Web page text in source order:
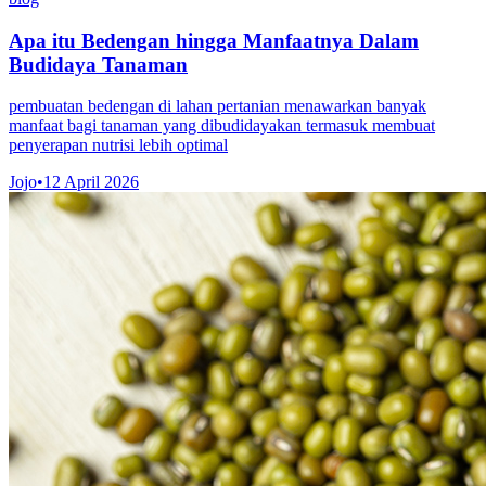
Apa itu Bedengan hingga Manfaatnya Dalam
Budidaya Tanaman
pembuatan bedengan di lahan pertanian menawarkan banyak
manfaat bagi tanaman yang dibudidayakan termasuk membuat
penyerapan nutrisi lebih optimal
Jojo•12 April 2026